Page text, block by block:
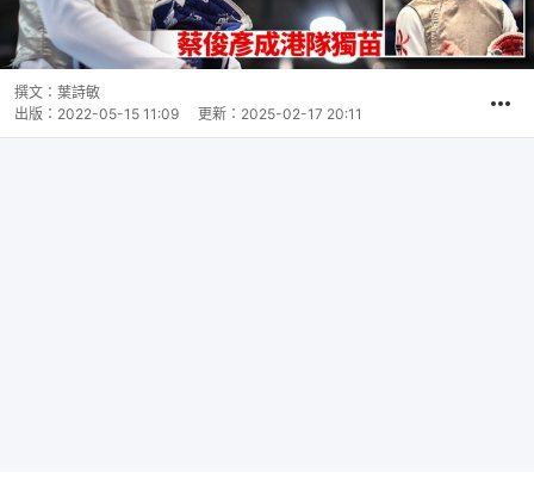
撰文： 葉詩敏
出版： 2022-05-15 11:09 更新： 2025-02-17 20:11